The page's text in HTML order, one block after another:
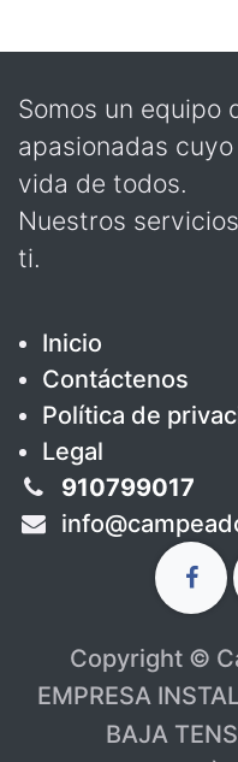
Somos un equipo
apasionadas
vida de todos.
Nuestros
ti.
Inicio
Contáctenos
Política de
Legal
910799017
Copyright ©
EMPRESA
BAJA